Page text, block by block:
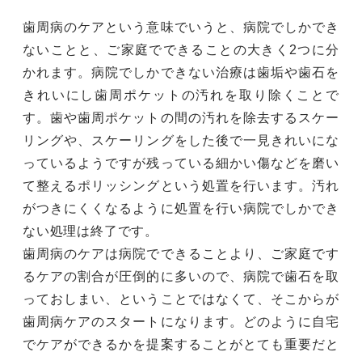
歯周病のケアという意味でいうと、病院でしかでき
ないことと、ご家庭でできることの大きく2つに分
かれます。病院でしかできない治療は歯垢や歯石を
きれいにし歯周ポケットの汚れを取り除くことで
す。歯や歯周ポケットの間の汚れを除去するスケー
リングや、スケーリングをした後で一見きれいにな
っているようですが残っている細かい傷などを磨い
て整えるポリッシングという処置を行います。汚れ
がつきにくくなるように処置を行い病院でしかでき
ない処理は終了です。
歯周病のケアは病院でできることより、ご家庭です
るケアの割合が圧倒的に多いので、病院で歯石を取
っておしまい、ということではなくて、そこからが
歯周病ケアのスタートになります。どのように自宅
でケアができるかを提案することがとても重要だと